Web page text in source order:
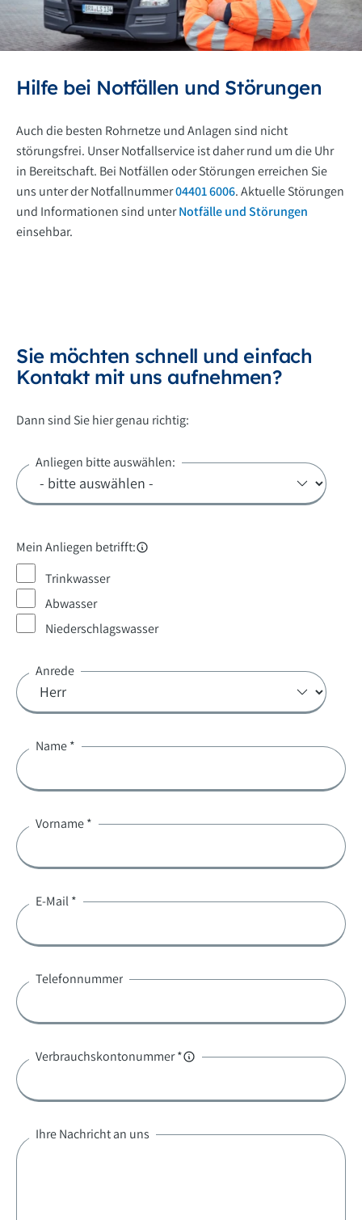
Hilfe bei Notfällen und Störungen
Auch die besten Rohrnetze und Anlagen sind nicht
störungsfrei. Unser Notfallservice ist daher rund um die Uhr
in Bereitschaft. Bei Notfällen oder Störungen erreichen Sie
uns unter der Notfallnummer04401 6006. Aktuelle Störungen
und Informationen sind unterNotfälle und Störungen
einsehbar.
Sie möchten schnell und einfach
Kontakt mit uns aufnehmen?
Dann sind Sie hier genau richtig:
Anliegen bitte auswählen:
Mein Anliegen betrifft:
Trinkwasser
Abwasser
Niederschlagswasser
Anrede
Name *
Vorname *
E-Mail *
Telefonnummer
Verbrauchskontonummer *
Ihre Nachricht an uns